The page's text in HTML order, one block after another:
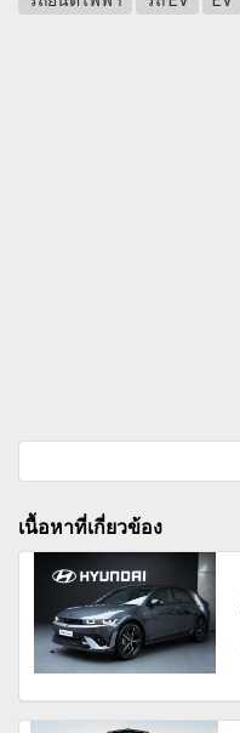
เนื้อหาที่เกี่ยวข้อง